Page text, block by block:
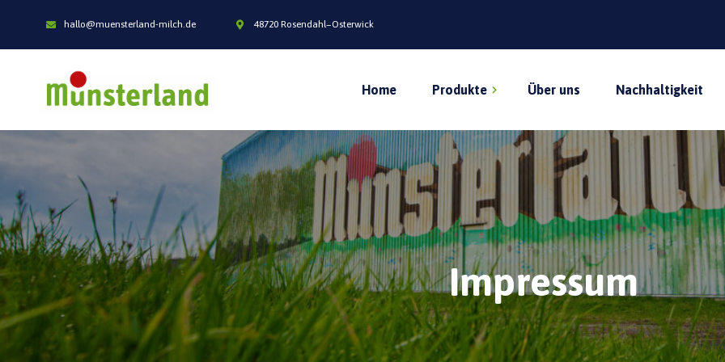
hallo@muensterland-milch.de 48720 Rosendahl−Osterwick
Home Produkte
Classico Kakao
Classico Erdbeere
Über uns Nachhaltigkeit
Impressum